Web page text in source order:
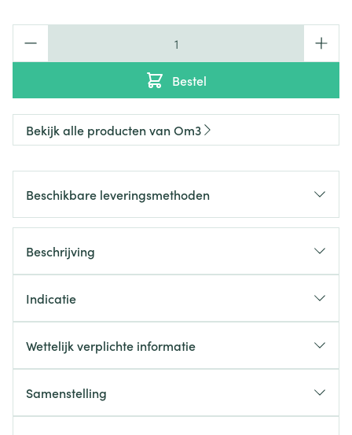
Bestel
Bekijk alle producten van Om3
Beschikbare leveringsmethoden
Beschrijving
Indicatie
Wettelijk verplichte informatie
Samenstelling